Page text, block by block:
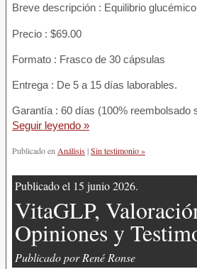
Breve descripción : Equilibrio
Precio : $69.00
Formato : Frasco de 30 cápsulas
Entrega : De 5 a 15 días laborables.
Garantía : 60 días (100% reembolsado
Seguir leyendo »
Publicado enAnálisis|Sin testimonio »
Publicado el 15 junio 2026.
VitaGLP,
Opiniones y
Publicado por René Ronse